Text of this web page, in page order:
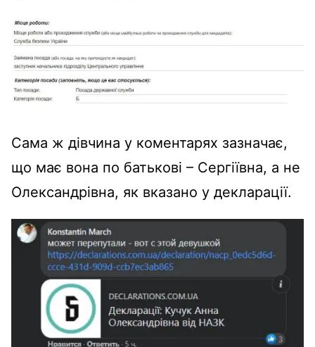
Сама ж дівчина у коментарях зазначає,
що має вона по батькові – Сергіївна, а не
Олександрівна, як вказано у декларації.